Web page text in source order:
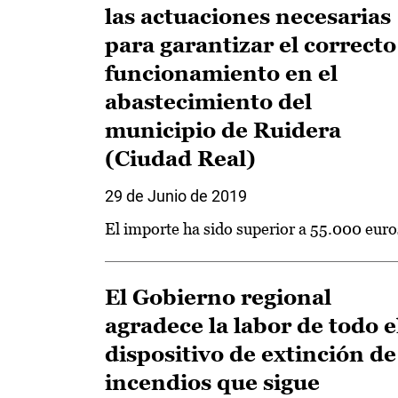
las actuaciones necesarias
para garantizar el correcto
funcionamiento en el
abastecimiento del
municipio de Ruidera
(Ciudad Real)
29 de Junio de 2019
El importe ha sido superior a 55.000
El Gobierno regional
agradece la labor de todo
dispositivo de extinción de
incendios que sigue